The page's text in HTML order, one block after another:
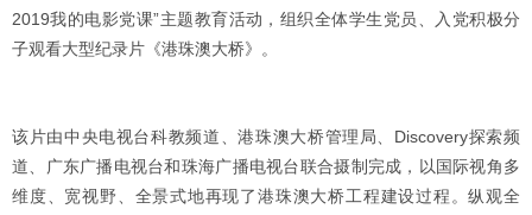
2019我的电影党课”主题教育活动，组织全体学生党员、入党积极分
子观看大型纪录片《港珠澳大桥》。
该片由中央电视台科教频道、港珠澳大桥管理局、Discovery探索频
道、广东广播电视台和珠海广播电视台联合摄制完成，以国际视角多
维度、宽视野、全景式地再现了港珠澳大桥工程建设过程。纵观全